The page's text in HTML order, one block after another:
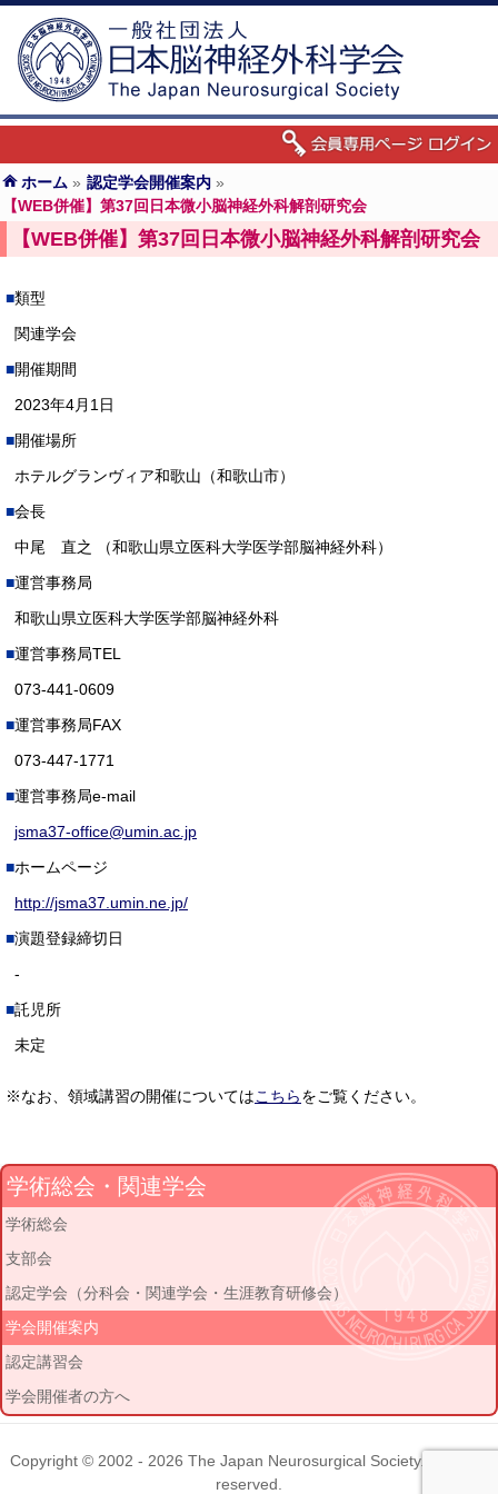
ホーム » 認定学会開催案内 »
【WEB併催】第37回日本微小脳神経外科解剖研究会
【WEB併催】第37回日本微小脳神経外科解剖研究会
類型
関連学会
開催期間
2023年4月1日
開催場所
ホテルグランヴィア和歌山（和歌山市）
会長
中尾 直之 （和歌山県立医科大学医学部脳神経外科）
運営事務局
和歌山県立医科大学医学部脳神経外科
運営事務局TEL
073-441-0609
運営事務局FAX
073-447-1771
運営事務局e-mail
jsma37-office@umin.ac.jp
ホームページ
http://jsma37.umin.ne.jp/
演題登録締切日
-
託児所
未定
※なお、領域講習の開催についてはこちらをご覧ください。
学術総会・関連学会
学術総会
支部会
認定学会（分科会・関連学会・生涯教育研修会）
学会開催案内
認定講習会
学会開催者の方へ
Copyright © 2002 - 2026 The Japan Neurosurgical Society. All rights
reserved.